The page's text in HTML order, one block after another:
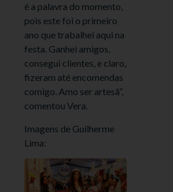
é a palavra do momento,
pois este foi o primeiro
ano que trabalhei aqui na
festa. Ganhei amigos,
consegui clientes, e claro,
fizeram até encomendas
comigo. Amo ser artesã”,
comentou Vera.
Imagens de Guilherme
Lima: